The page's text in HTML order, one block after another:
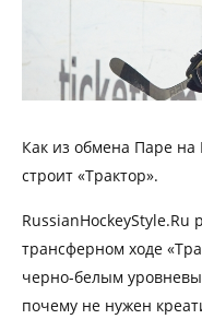
Как из обмена Паре на
строит «Трактор».
RussianHockeyStyle.Ru
трансферном ходе
черно-белым
почему не нужен